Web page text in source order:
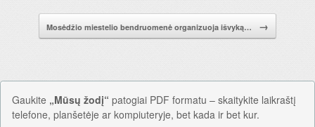
Mosėdžio miestelio bendruomenė organizuoja išvyką… →
Gaukite „Mūsų žodį“ patogiai PDF formatu – skaitykite laikraštį
telefone, planšetėje ar kompiuteryje, bet kada ir bet kur.